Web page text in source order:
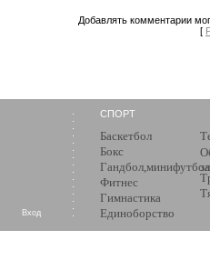
Добавлять комментарии
[
СПОРТ
Баскетбол
Бокс
Гандбол,минифутбол
Фитнес
Гимнастика
Единоборство
Вход